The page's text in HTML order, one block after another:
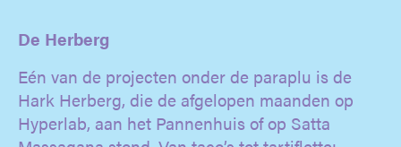
De Herberg
Eén van de projecten onder de paraplu is de
Hark Herberg, die de afgelopen maanden op
Hyperlab, aan het Pannenhuis of op Satta